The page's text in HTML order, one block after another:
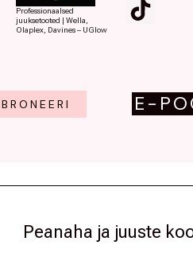
Professionaalsed
juuksetooted | Wella,
Olaplex, Davines – UGlow
BRONEERI E-
Peanaha ja juuste